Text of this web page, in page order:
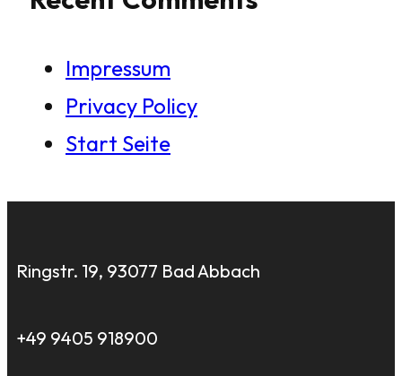
Impressum
Privacy Policy
Start Seite
Ringstr. 19, 93077 Bad Abbach
+49 9405 918900